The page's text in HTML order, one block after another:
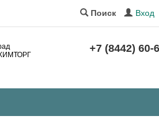
Поиск Вход
+7 (8442) 60-